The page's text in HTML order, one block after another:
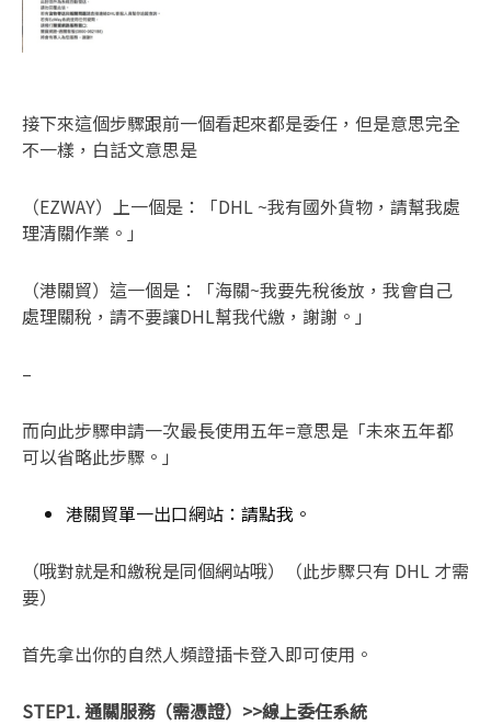
接下來這個步驟跟前一個看起來都是委任，但是意思完全
不一樣，白話文意思是
（EZWAY）上一個是：「DHL ~我有國外貨物，請幫我處
理清關作業。」
（港關貿）這一個是：「海關~我要先稅後放，我會自己
處理關稅，請不要讓DHL幫我代繳，謝謝。」
–
而向此步驟申請一次最長使用五年=意思是「未來五年都
可以省略此步驟。」
港關貿單一出口網站： 請點我 。
（哦對就是和繳稅是同個網站哦）（此步驟只有 DHL 才需
要）
首先拿出你的自然人頻證插卡登入即可使用。
STEP1. 通關服務（需憑證）>>線上委任系統